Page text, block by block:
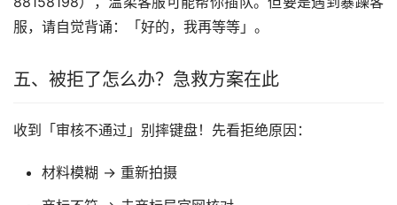
服，请自觉背诵：「好的，我再等等」。
五、被拒了怎么办？急救方案在此
收到「审核不通过」别摔键盘！先看拒绝原因：
材料模糊 → 重新拍摄